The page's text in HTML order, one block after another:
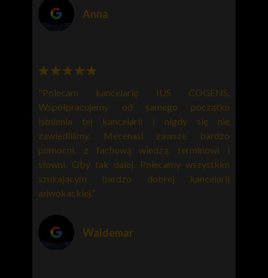
Anna
"Polecam kancelarię IUS COGENS.
Współpracujemy od samego początku
istnienia tej kancelarii i nigdy się nie
zawiedliśmy. Mecenasi zawsze bardzo
pomocni, z fachową wiedzą, terminowi i
słowni. Oby tak dalej. Polecamy wszystkim
szukającym bardzo dobrej kancelarii
adwokackiej."
Waldemar